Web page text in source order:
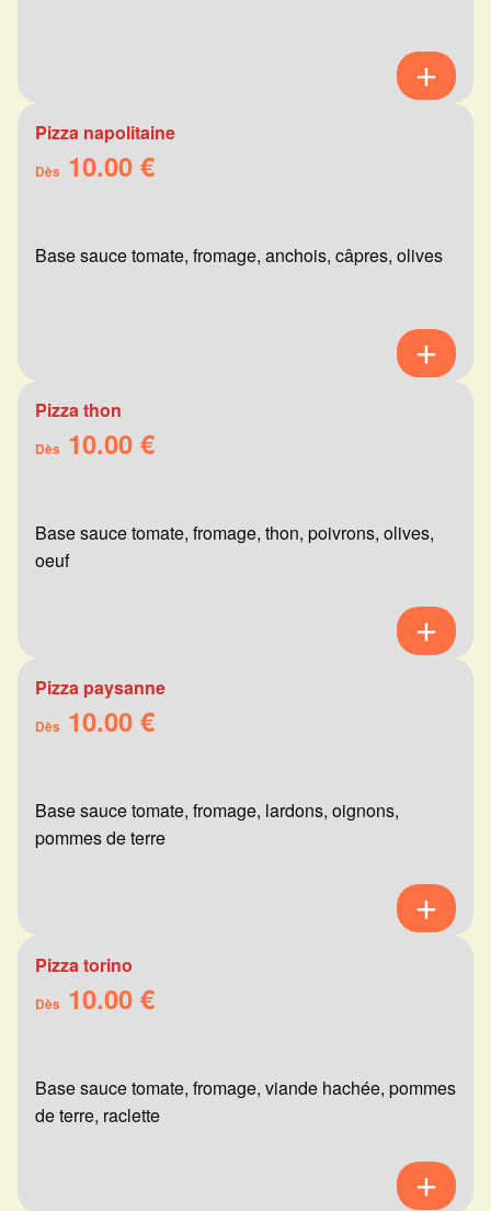
Pizza napolitaine
Dès 10.00 €
Base sauce tomate, fromage, anchois, câpres, olives
Pizza thon
Dès 10.00 €
Base sauce tomate, fromage, thon, poivrons, olives,
oeuf
Pizza paysanne
Dès 10.00 €
Base sauce tomate, fromage, lardons, oignons,
pommes de terre
Pizza torino
Dès 10.00 €
Base sauce tomate, fromage, viande hachée, pommes
de terre, raclette